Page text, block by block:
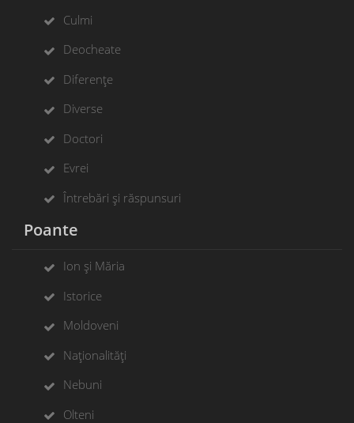
Culmi
Deocheate
Diferențe
Diverse
Doctori
Evrei
Întrebări și răspunsuri
Poante
Ion și Măria
Istorice
Moldoveni
Naționalități
Nebuni
Olteni